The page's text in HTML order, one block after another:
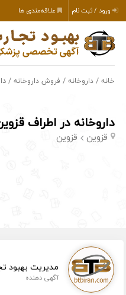
ورود / ثبت نام علاقه‌مندی ها
خانه /داروخانه / فروش داروخانه /
داروخانه در اطراف
قزوین قزوین
مدیریت بهبود
آگهی دهنده